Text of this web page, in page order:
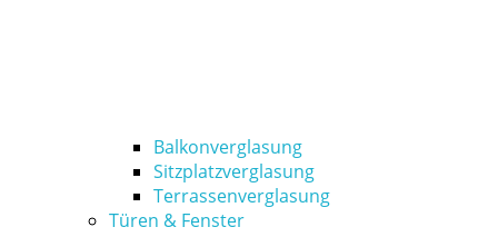
Balkonverglasung
Sitzplatzverglasung
Terrassenverglasung
Türen & Fenster